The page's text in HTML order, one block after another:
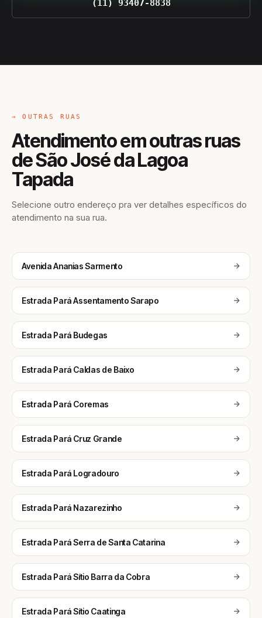
(11) 93407-8838
→ OUTRAS RUAS
Atendimento em outras ruas
de São José da Lagoa
Tapada
Selecione outro endereço pra ver detalhes específicos do
atendimento na sua rua.
Avenida Ananias Sarmento
Estrada Pará Assentamento Sarapo
Estrada Pará Budegas
Estrada Pará Caldas de Baixo
Estrada Pará Coremas
Estrada Pará Cruz Grande
Estrada Pará Logradouro
Estrada Pará Nazarezinho
Estrada Pará Serra de Santa Catarina
Estrada Pará Sítio Barra da Cobra
Estrada Pará Sítio Caatinga